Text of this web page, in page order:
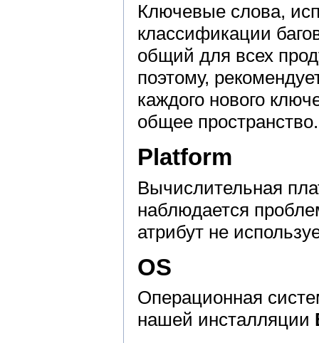
Ключевые слова,
классификации
общий для всех
поэтому,
каждого нового
общее пространство.
Platform
Вычислительная
наблюдается
атрибут не
OS
Операционная
нашей инсталляции